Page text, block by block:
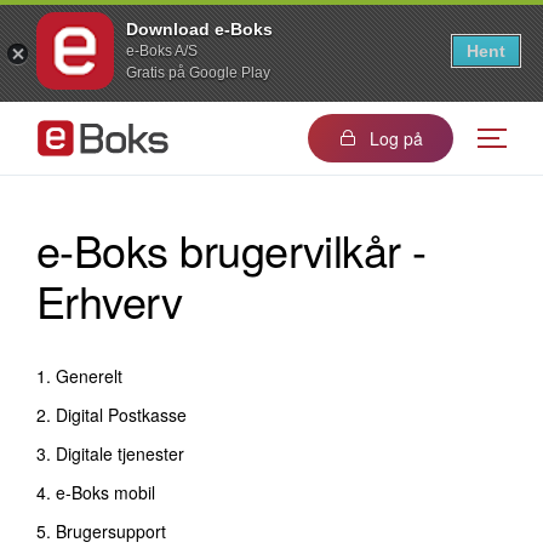
Download e-Boks
e-Boks A/S
Gratis på Google Play
Hent
Log på
e-Boks brugervilkår -
Erhverv
1. Generelt
2. Digital Postkasse
3. Digitale tjenester
4. e-Boks mobil
5. Brugersupport